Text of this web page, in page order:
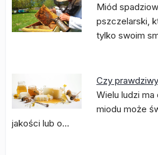
Miód
pszczelarski,
tylko swoim
Czy
Wielu ludzi
miodu może
jakości lub o…